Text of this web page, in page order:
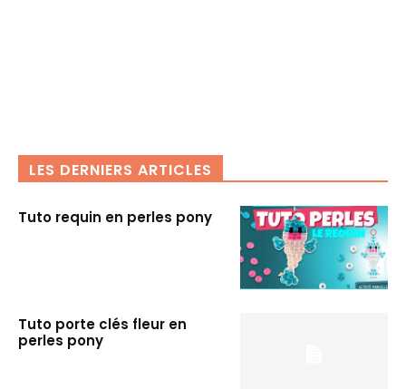
LES DERNIERS ARTICLES
Tuto requin en perles pony
Tuto porte clés fleur en
perles pony